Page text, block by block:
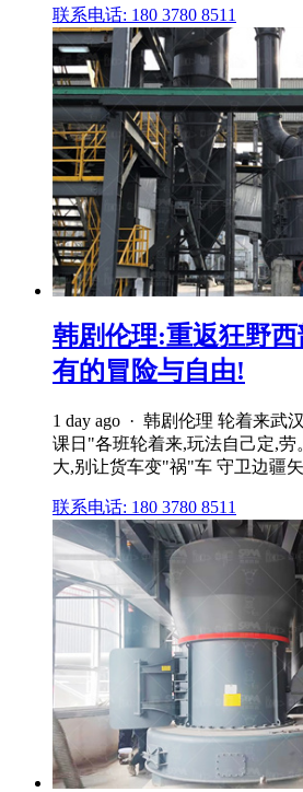
联系电话: 180 3780 8511
韩剧伦理:重返狂野
有的冒险与自由!
1 day ago · 韩剧伦理 轮着来武
课日"各班轮着来,玩法自己定,
大,别让货车变"祸"车 守卫边疆
联系电话: 180 3780 8511